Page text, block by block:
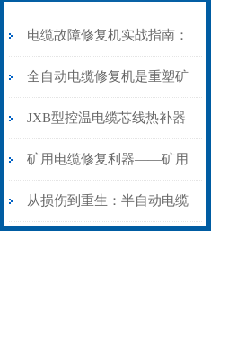
电缆故障修复机实战指南：
从“盲测”到“精确定点”的三
步作业法
全自动电缆修复机是重塑矿
山电力动脉的“智能外科医
生”
JXB型控温电缆芯线热补器
安装与接线：精准修复的工
艺基石
矿用电缆修复利器——矿用
电缆热补机智能控温，安全
从损伤到重生：半自动电缆